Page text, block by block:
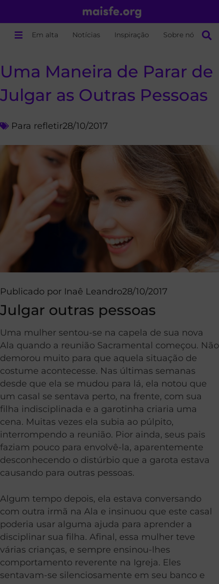
Em alta Notícias Inspiração Sobre nós
Uma Maneira de Parar de
Julgar as Outras Pessoas
Para refletir28/10/2017
Publicado por Inaê Leandro28/10/2017
Julgar outras pessoas
Uma mulher sentou-se na capela de sua nova
Ala quando a reunião Sacramental começou. Não
demorou muito para que aquela situação de
costume acontecesse. Nas últimas semanas
desde que ela se mudou para lá, ela notou que
um casal se sentava perto, na frente, com sua
filha indisciplinada e a garotinha criaria uma
cena. Muitas vezes ela subia ao púlpito,
interrompendo a reunião. Pior ainda, seus pais
faziam pouco para envolvê-la, aparentemente
desconhecendo o distúrbio que a garota estava
causando para outras pessoas.
Algum tempo depois, ela estava conversando
com outra irmã na Ala e insinuou que este casal
poderia usar alguma ajuda para aprender a
disciplinar sua filha. Afinal, essa mulher teve
várias crianças, e sempre ensinou-lhes
comportamento reverente na Igreja. Eles
sentavam-se silenciosamente em seu banco e